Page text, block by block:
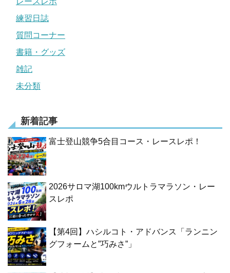
練習日誌
質問コーナー
書籍・グッズ
雑記
未分類
新着記事
富士登山競争5合目コース・レースレポ！
2026サロマ湖100kmウルトラマラソン・レー
スレポ
【第4回】ハシルコト・アドバンス「ランニン
グフォームと”巧みさ”」